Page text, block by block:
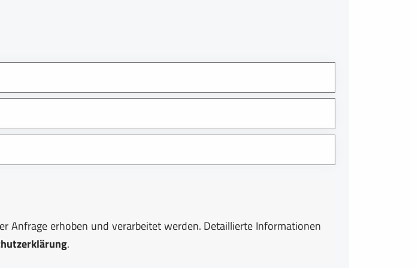
Anfrage erhoben und verarbeitet werden. Detaillierte Informationen
.